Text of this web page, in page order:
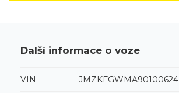
Další informace o voze
VIN JMZKFGWMA90100624